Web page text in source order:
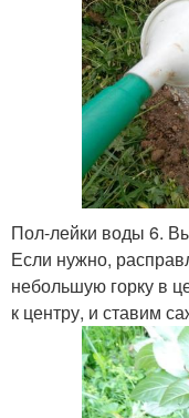
Пол-лейки воды 6.
Если нужно,
небольшую горку в
к центру, и ставим